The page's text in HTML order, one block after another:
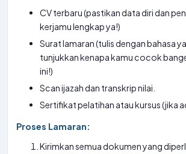
CV terbaru (pastikan data diri dan
kerjamu lengkap ya!)
Surat lamaran (tulis dengan bahasa
tunjukkan kenapa kamu cocok
ini!)
Scan ijazah dan transkrip nilai.
Sertifikat pelatihan atau kursus (jika
Proses Lamaran:
Kirimkan semua dokumen yang